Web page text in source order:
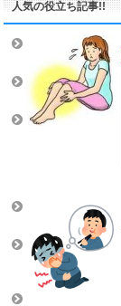
人気の役立ち記事!!